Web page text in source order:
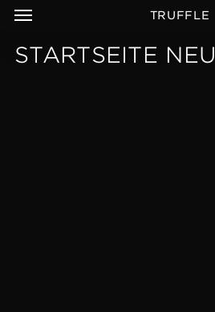
ZUM
SPRINGEN
TRUFFLE
MENÜ
STARTSEITE NEU